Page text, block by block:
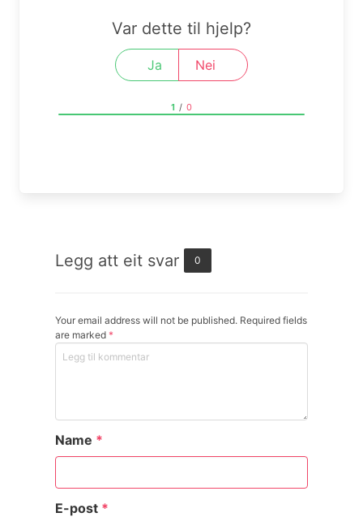
Var dette til hjelp?
Ja Nei
1 / 0
Legg att eit svar 0
Your email address will not be published. Required fields
are marked *
Name *
E-post *